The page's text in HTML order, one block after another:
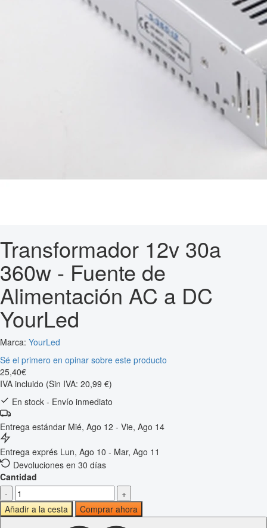
Transformador 12v 30a
360w - Fuente de
Alimentación AC a DC
YourLed
Marca: YourLed
Sé el primero en opinar sobre este producto
25,40€
IVA incluido (Sin IVA: 20,99 €)
En stock - Envío inmediato
Entrega estándar Mié, Ago 12 - Vie, Ago 14
Entrega exprés Lun, Ago 10 - Mar, Ago 11
Devoluciones en 30 días
Cantidad
-
+
Añadir a la cesta
Comprar ahora